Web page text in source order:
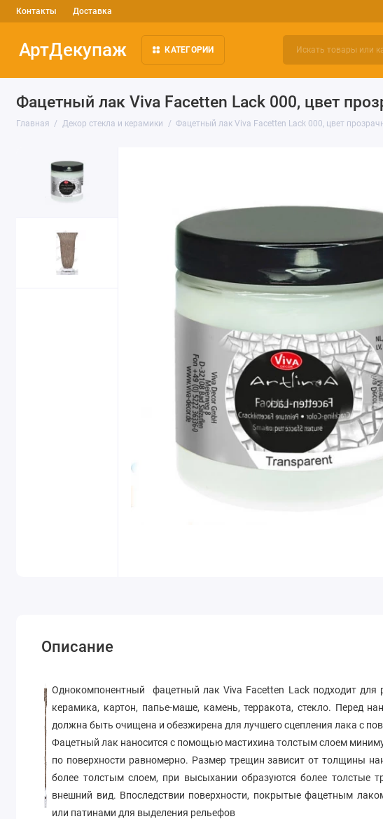
Контакты Доставка
АртДекупаж КАТЕГОРИИ
Фацетный лак Viva Facetten Lack 000, цвет
Главная Декор стекла и керамики Фацетный лак Viva Facetten Lack 000, цвет
Описание
Однокомпонентный фацетный лак Viva Facetten Lack подходит для
керамика, картон, папье-маше, камень, терракота, стекло. Перед
должна быть очищена и обезжирена для лучшего сцепления лака с
Фацетный лак наносится с помощью мастихина толстым слоем
по поверхности равномерно. Размер трещин зависит от толщины
более толстым слоем, при высыхании образуются более толстые
внешний вид. Впоследствии поверхности, покрытые фацетным
или патинами для выделения рельефов